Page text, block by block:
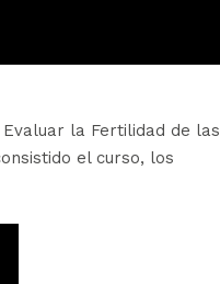
la Fertilidad de las
el curso, los